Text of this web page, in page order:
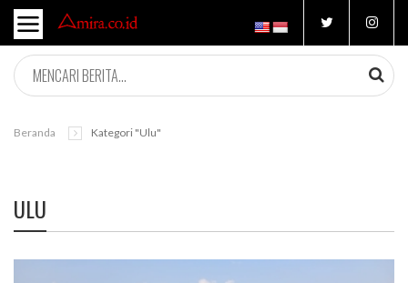
Beranda Kategori "ulu"
ULU